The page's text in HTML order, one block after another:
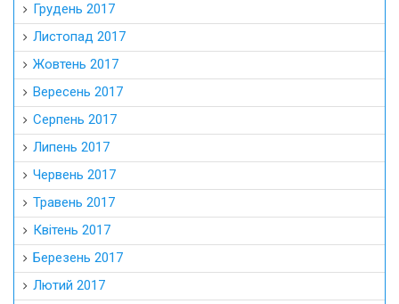
Грудень 2017
Листопад 2017
Жовтень 2017
Вересень 2017
Серпень 2017
Липень 2017
Червень 2017
Травень 2017
Квітень 2017
Березень 2017
Лютий 2017